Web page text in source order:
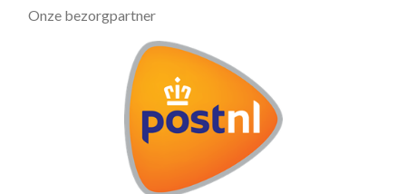
Onze bezorgpartner